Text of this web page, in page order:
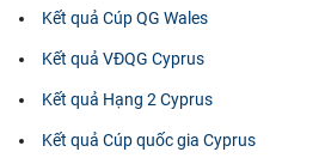
Kết quả Cúp QG Wales
Kết quả VĐQG Cyprus
Kết quả Hạng 2 Cyprus
Kết quả Cúp quốc gia Cyprus